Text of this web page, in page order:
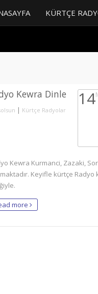
KÜRTÇE
Kewra Dinle
| Kürtçe Radyolar
14
Kewra Kurmanci, Zazaki,
Keyifle kürtçe
more